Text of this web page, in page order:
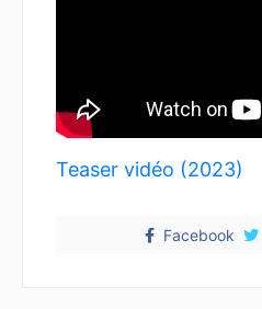
Teaser vidéo (2023)
Facebook